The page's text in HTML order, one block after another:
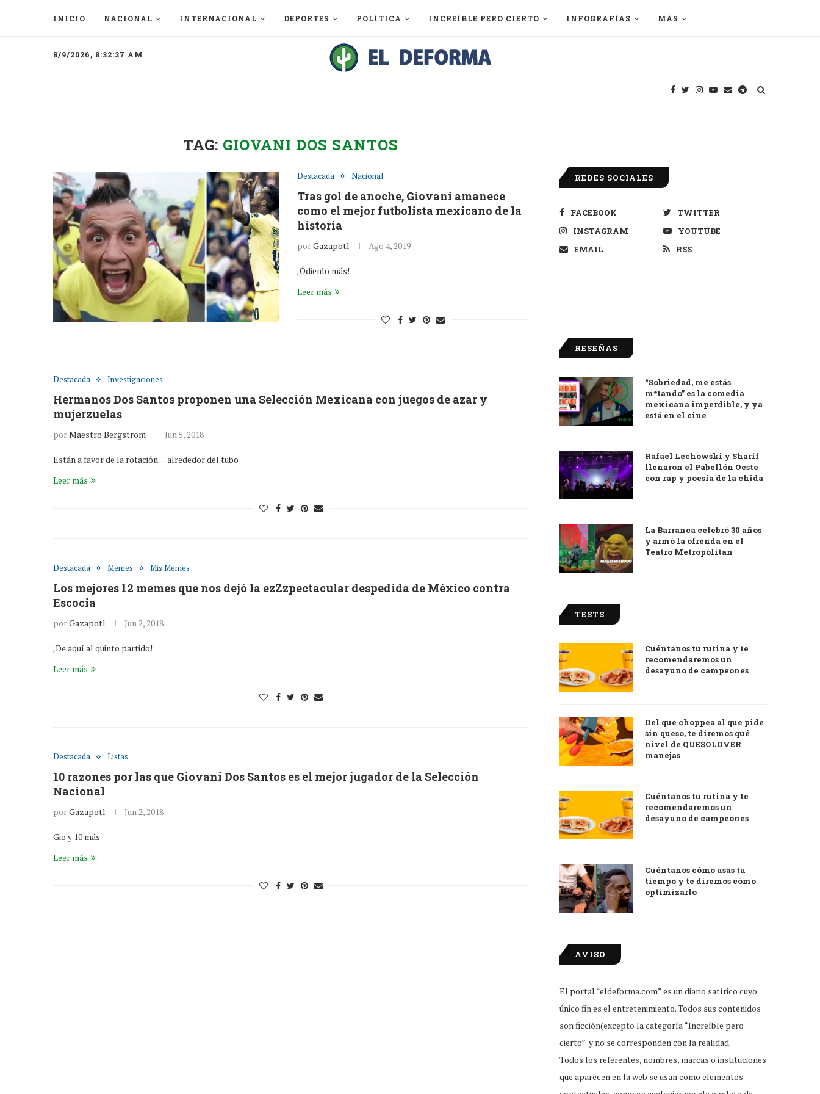
INICIO NACIONAL INTERNACIONAL DEPORTES POLÍTICA INCREÍBLE PERO CIERTO INFOGRAFÍAS MÁS
8/9/2026, 8:32:37 AM
TAG: GIOVANI DOS SANTOS
Destacada Nacional
Tras gol de anoche, Giovani amanece
como el mejor futbolista mexicano de la
historia
porGazapotl Ago 4, 2019
¡Ódienlo más!
Leer más
Destacada Investigaciones
Hermanos Dos Santos proponen una Selección Mexicana con juegos de azar y
mujerzuelas
porMaestro Bergstrom Jun 5, 2018
Están a favor de la rotación… alrededor del tubo
Leer más
Destacada Memes Mis Memes
Los mejores 12 memes que nos dejó la ezZzpectacular despedida de México contra
Escocia
porGazapotl Jun 2, 2018
¡De aquí al quinto partido!
Leer más
Destacada Listas
10 razones por las que Giovani Dos Santos es el mejor jugador de la Selección
Nacional
porGazapotl Jun 2, 2018
Gio y 10 más
Leer más
REDES SOCIALES
FACEBOOK
TWITTER
INSTAGRAM
YOUTUBE
EMAIL
RSS
RESEÑAS
9.0
“Sobriedad, me estás
m*tando” es la comedia
mexicana imperdible, y ya
está en el cine
Rafael Lechowski y Sharif
llenaron el Pabellón Oeste
con rap y poesía de la chida
La Barranca celebró 30 años
y armó la ofrenda en el
Teatro Metropólitan
TESTS
Cuéntanos tu rutina y te
recomendaremos un
desayuno de campeones
Del que choppea al que pide
sin queso, te diremos qué
nivel de QUESOLOVER
manejas
Cuéntanos tu rutina y te
recomendaremos un
desayuno de campeones
Cuéntanos cómo usas tu
tiempo y te diremos cómo
optimizarlo
AVISO
El portal “eldeforma.com” es un diario satírico cuyo
único fin es el entretenimiento. Todos sus contenidos
son ficción(excepto la categoría “Increíble pero
cierto” y no se corresponden con la realidad.
Todos los referentes, nombres, marcas o instituciones
que aparecen en la web se usan como elementos